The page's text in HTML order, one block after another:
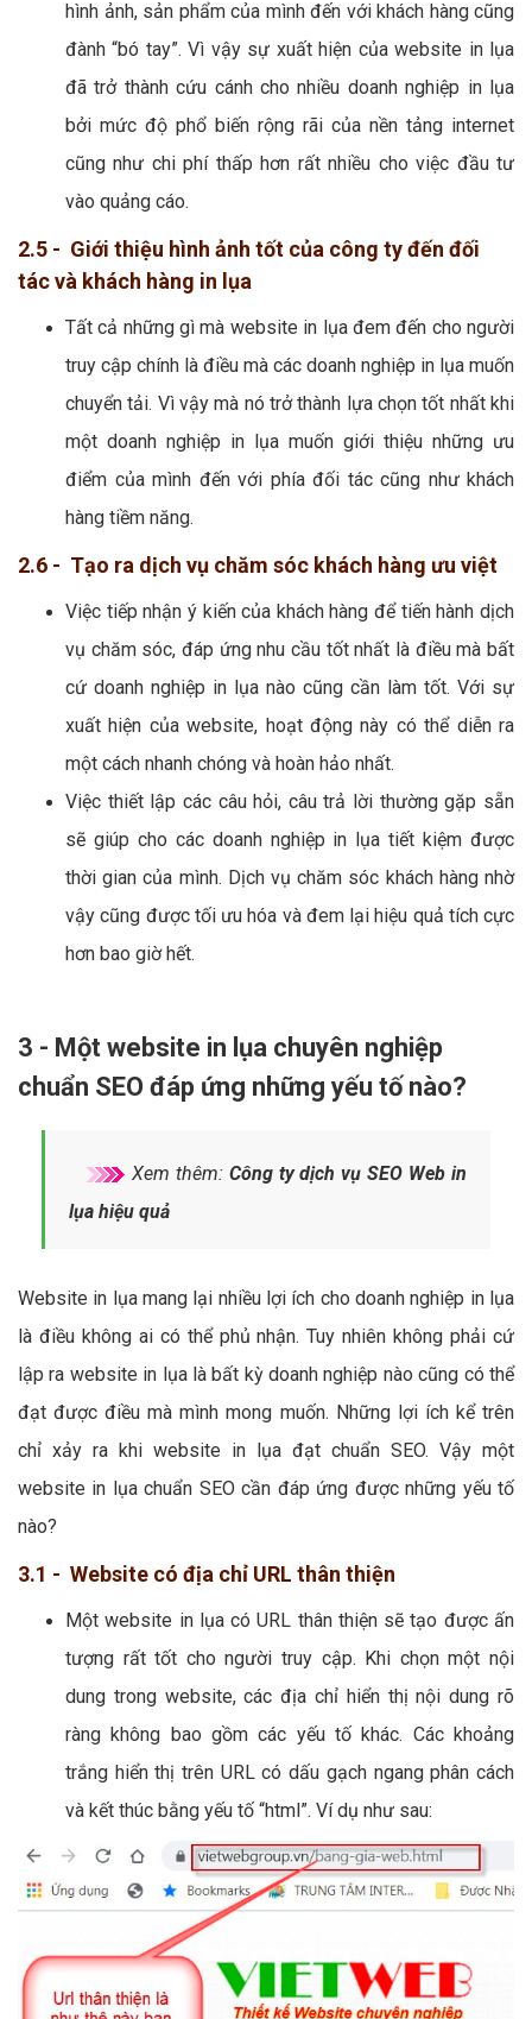
hình ảnh, sản phẩm của mình đến với khách hàng cũng
đành “bó tay”. Vì vậy sự xuất hiện của website in lụa
đã trở thành cứu cánh cho nhiều doanh nghiệp in lụa
bởi mức độ phổ biến rộng rãi của nền tảng internet
cũng như chi phí thấp hơn rất nhiều cho việc đầu tư
vào quảng cáo.
2.5 - Giới thiệu hình ảnh tốt của công ty đến đối
tác và khách hàng in lụa
Tất cả những gì mà website in lụa đem đến cho người
truy cập chính là điều mà các doanh nghiệp in lụa muốn
chuyển tải. Vì vậy mà nó trở thành lựa chọn tốt nhất khi
một doanh nghiệp in lụa muốn giới thiệu những ưu
điểm của mình đến với phía đối tác cũng như khách
hàng tiềm năng.
2.6 - Tạo ra dịch vụ chăm sóc khách hàng ưu việt
Việc tiếp nhận ý kiến của khách hàng để tiến hành dịch
vụ chăm sóc, đáp ứng nhu cầu tốt nhất là điều mà bất
cứ doanh nghiệp in lụa nào cũng cần làm tốt. Với sự
xuất hiện của website, hoạt động này có thể diễn ra
một cách nhanh chóng và hoàn hảo nhất.
Việc thiết lập các câu hỏi, câu trả lời thường gặp sẵn
sẽ giúp cho các doanh nghiệp in lụa tiết kiệm được
thời gian của mình. Dịch vụ chăm sóc khách hàng nhờ
vậy cũng được tối ưu hóa và đem lại hiệu quả tích cực
hơn bao giờ hết.
3 - Một website in lụa chuyên nghiệp
chuẩn SEO đáp ứng những yếu tố nào?
Xem thêm: Công ty dịch vụ SEO Web in
lụa hiệu quả
Website in lụa mang lại nhiều lợi ích cho doanh nghiệp in lụa
là điều không ai có thể phủ nhận. Tuy nhiên không phải cứ
lập ra website in lụa là bất kỳ doanh nghiệp nào cũng có thể
đạt được điều mà mình mong muốn. Những lợi ích kể trên
chỉ xảy ra khi website in lụa đạt chuẩn SEO. Vậy một
website in lụa chuẩn SEO cần đáp ứng được những yếu tố
nào?
3.1 - Website có địa chỉ URL thân thiện
Một website in lụa có URL thân thiện sẽ tạo được ấn
tượng rất tốt cho người truy cập. Khi chọn một nội
dung trong website, các địa chỉ hiển thị nội dung rõ
ràng không bao gồm các yếu tố khác. Các khoảng
trắng hiển thị trên URL có dấu gạch ngang phân cách
và kết thúc bằng yếu tố “html”. Ví dụ như sau: